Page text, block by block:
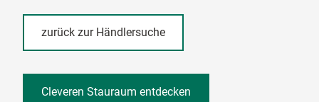
zurück zur Händlersuche
Cleveren Stauraum entdecken